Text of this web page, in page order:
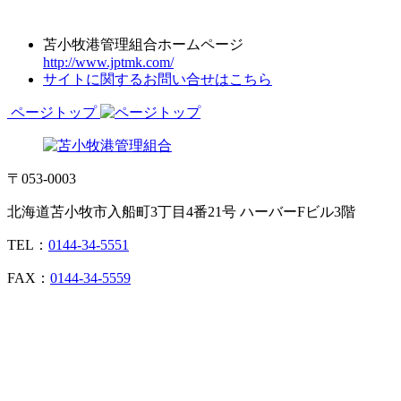
苫小牧港管理組合ホームページ
http://www.jptmk.com/
サイトに関するお問い合せはこちら
ページトップ
〒053-0003
北海道苫小牧市入船町3丁目4番21号 ハーバーFビル3階
TEL： 0144-34-5551
FAX： 0144-34-5559